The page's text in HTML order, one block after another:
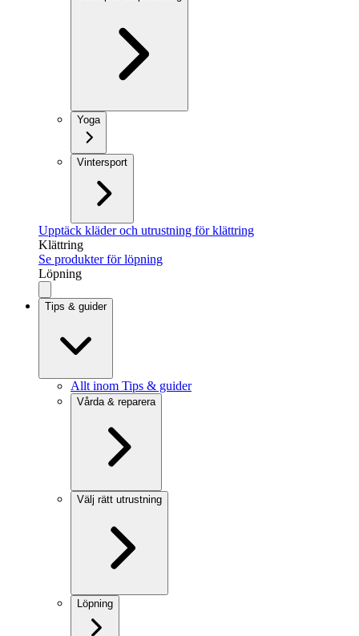
Yoga
Vintersport
Upptäck kläder och utrustning för klättring
Klättring
Se produkter för löpning
Löpning
Tips & guider
Allt inom Tips & guider
Vårda & reparera
Välj rätt utrustning
Löpning